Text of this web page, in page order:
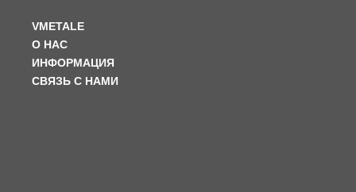
VMETALE
О НАС
ИНФОРМАЦИЯ
СВЯЗЬ С НАМИ